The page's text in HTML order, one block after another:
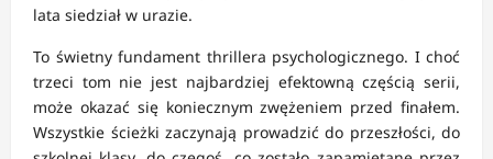
lata siedział w urazie.
To świetny fundament thrillera psychologicznego. I choć
trzeci tom nie jest najbardziej efektowną częścią serii,
może okazać się koniecznym zwężeniem przed finałem.
Wszystkie ścieżki zaczynają prowadzić do przeszłości, do